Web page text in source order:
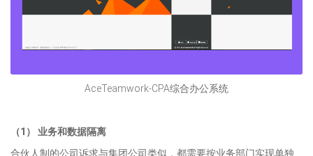
AceTeamwork-CPA综合办公系统
（1） 业务和数据隔离
合伙人制的公司诉求与集团公司类似，都需要按业务部门实现单独